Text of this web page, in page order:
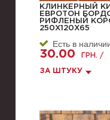
КЛИНКЕРНЫЙ
ЕВРОТОН
РИФЛЕНЫЙ
250Х120Х65
Есть в
30.00 ГРН. /
ЗА ШТУКУ